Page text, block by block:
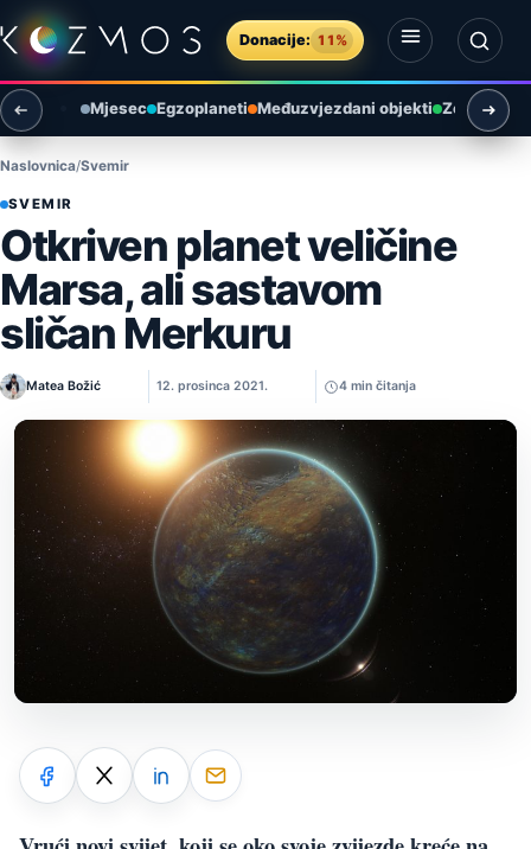
Preskoči na sadržaj
Donacije: 11%
Otvori izbornik
Otvori pretragu
Mjesec Egzoplaneti Međuzvjezdani objekti Zemlja i
Naslovnica Svemir
SVEMIR
Otkriven planet veličine
Marsa, ali sastavom
sličan Merkuru
Matea Božić 12. prosinca 2021. 4 min čitanja